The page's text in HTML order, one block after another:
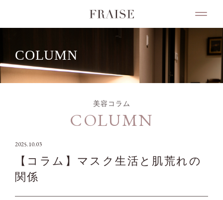
COLUMN
美容コラム
COLUMN
2025.10.03
【コラム】マスク生活と肌荒れの
関係